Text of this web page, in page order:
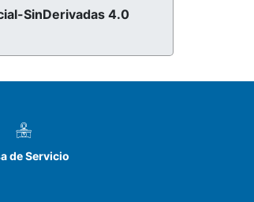
SinDerivadas 4.0
de Servicio